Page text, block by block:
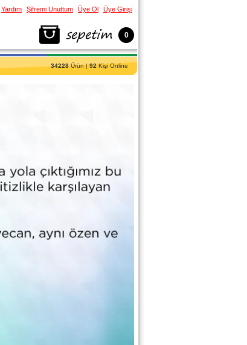
34228Ürün |92Kişi Online
Yardım Şifremi Unuttum Üye Ol Üye Girişi
0